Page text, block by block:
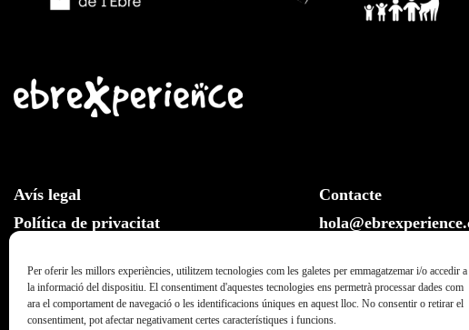
Per oferir les millors experiències, utilitzem tecnologies com les galetes per emmagatzemar i/o accedir a
la informació del dispositiu. El consentiment d'aquestes tecnologies ens permetrà processar dades com
ara el comportament de navegació o les identificacions úniques en aquest lloc. No consentir o retirar el
consentiment, pot afectar negativament certes característiques i funcions.
Avís legal
Política de privacitat
Contacte
610 20